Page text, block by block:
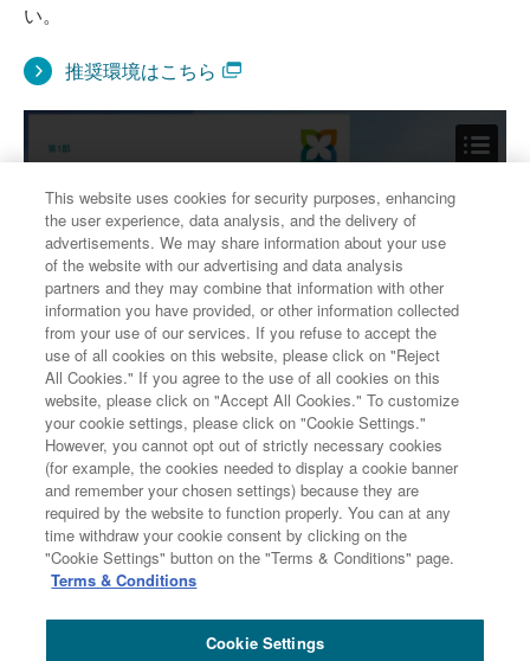
い。
推奨環境はこちら
「2020年秋 三井住友信託銀行 資産運用セミナー」の資
料はこちら
です。
「チャプターを選択して視聴する方法」については
をご参照ください。
動画をご視聴頂き、有難うございます。参考とさせて頂
きたく、アンケート
This website uses cookies for security purposes, enhancing
the user experience, data analysis, and the delivery of
advertisements. We may share information about your use
of the website with our advertising and data analysis
partners and they may combine that information with other
information you have provided, or other information collected
from your use of our services. If you refuse to accept the
use of all cookies on this website, please click on "Reject
All Cookies." If you agree to the use of all cookies on this
website, please click on "Accept All Cookies." To customize
your cookie settings, please click on "Cookie Settings."
However, you cannot opt out of strictly necessary cookies
(for example, the cookies needed to display a cookie banner
and remember your chosen settings) because they are
required by the website to function properly. You can at any
time withdraw your cookie consent by clicking on the
"Cookie Settings" button on the "Terms & Conditions" page.
Terms & Conditions
Cookie Settings